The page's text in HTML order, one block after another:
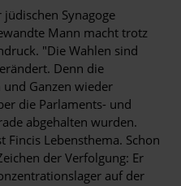
Synagoge
Mann macht trotz
"Die Wahlen sind
Denn die
Ganzen wieder
die Parlaments- und
abgehalten wurden.
Lebensthema. Schon
der Verfolgung: Er
auf der